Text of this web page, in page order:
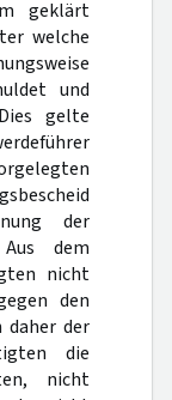
geklärt
welche
und
gelte
der
dem
nicht
den
daher der
die
nicht